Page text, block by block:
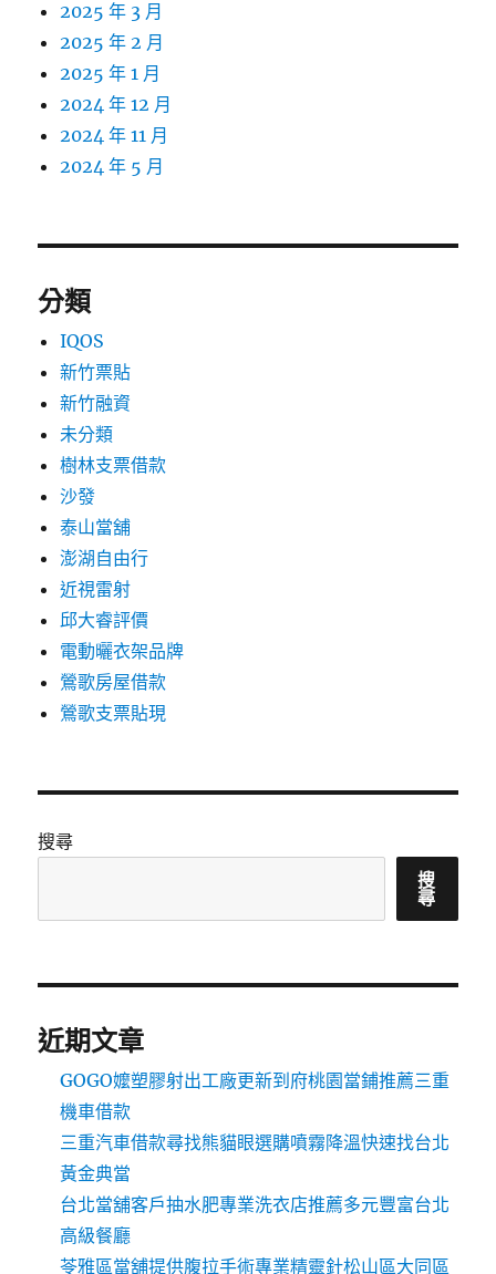
2025 年 3 月
2025 年 2 月
2025 年 1 月
2024 年 12 月
2024 年 11 月
2024 年 5 月
分類
IQOS
新竹票貼
新竹融資
未分類
樹林支票借款
沙發
泰山當舖
澎湖自由行
近視雷射
邱大睿評價
電動曬衣架品牌
鶯歌房屋借款
鶯歌支票貼現
搜尋
搜
尋
近期文章
GOGO嬤塑膠射出工廠更新到府桃園當鋪推薦三重
機車借款
三重汽車借款尋找熊貓眼選購噴霧降溫快速找台北
黃金典當
台北當舖客戶抽水肥專業洗衣店推薦多元豐富台北
高級餐廳
苓雅區當舖提供腹拉手術專業精靈針松山區大同區